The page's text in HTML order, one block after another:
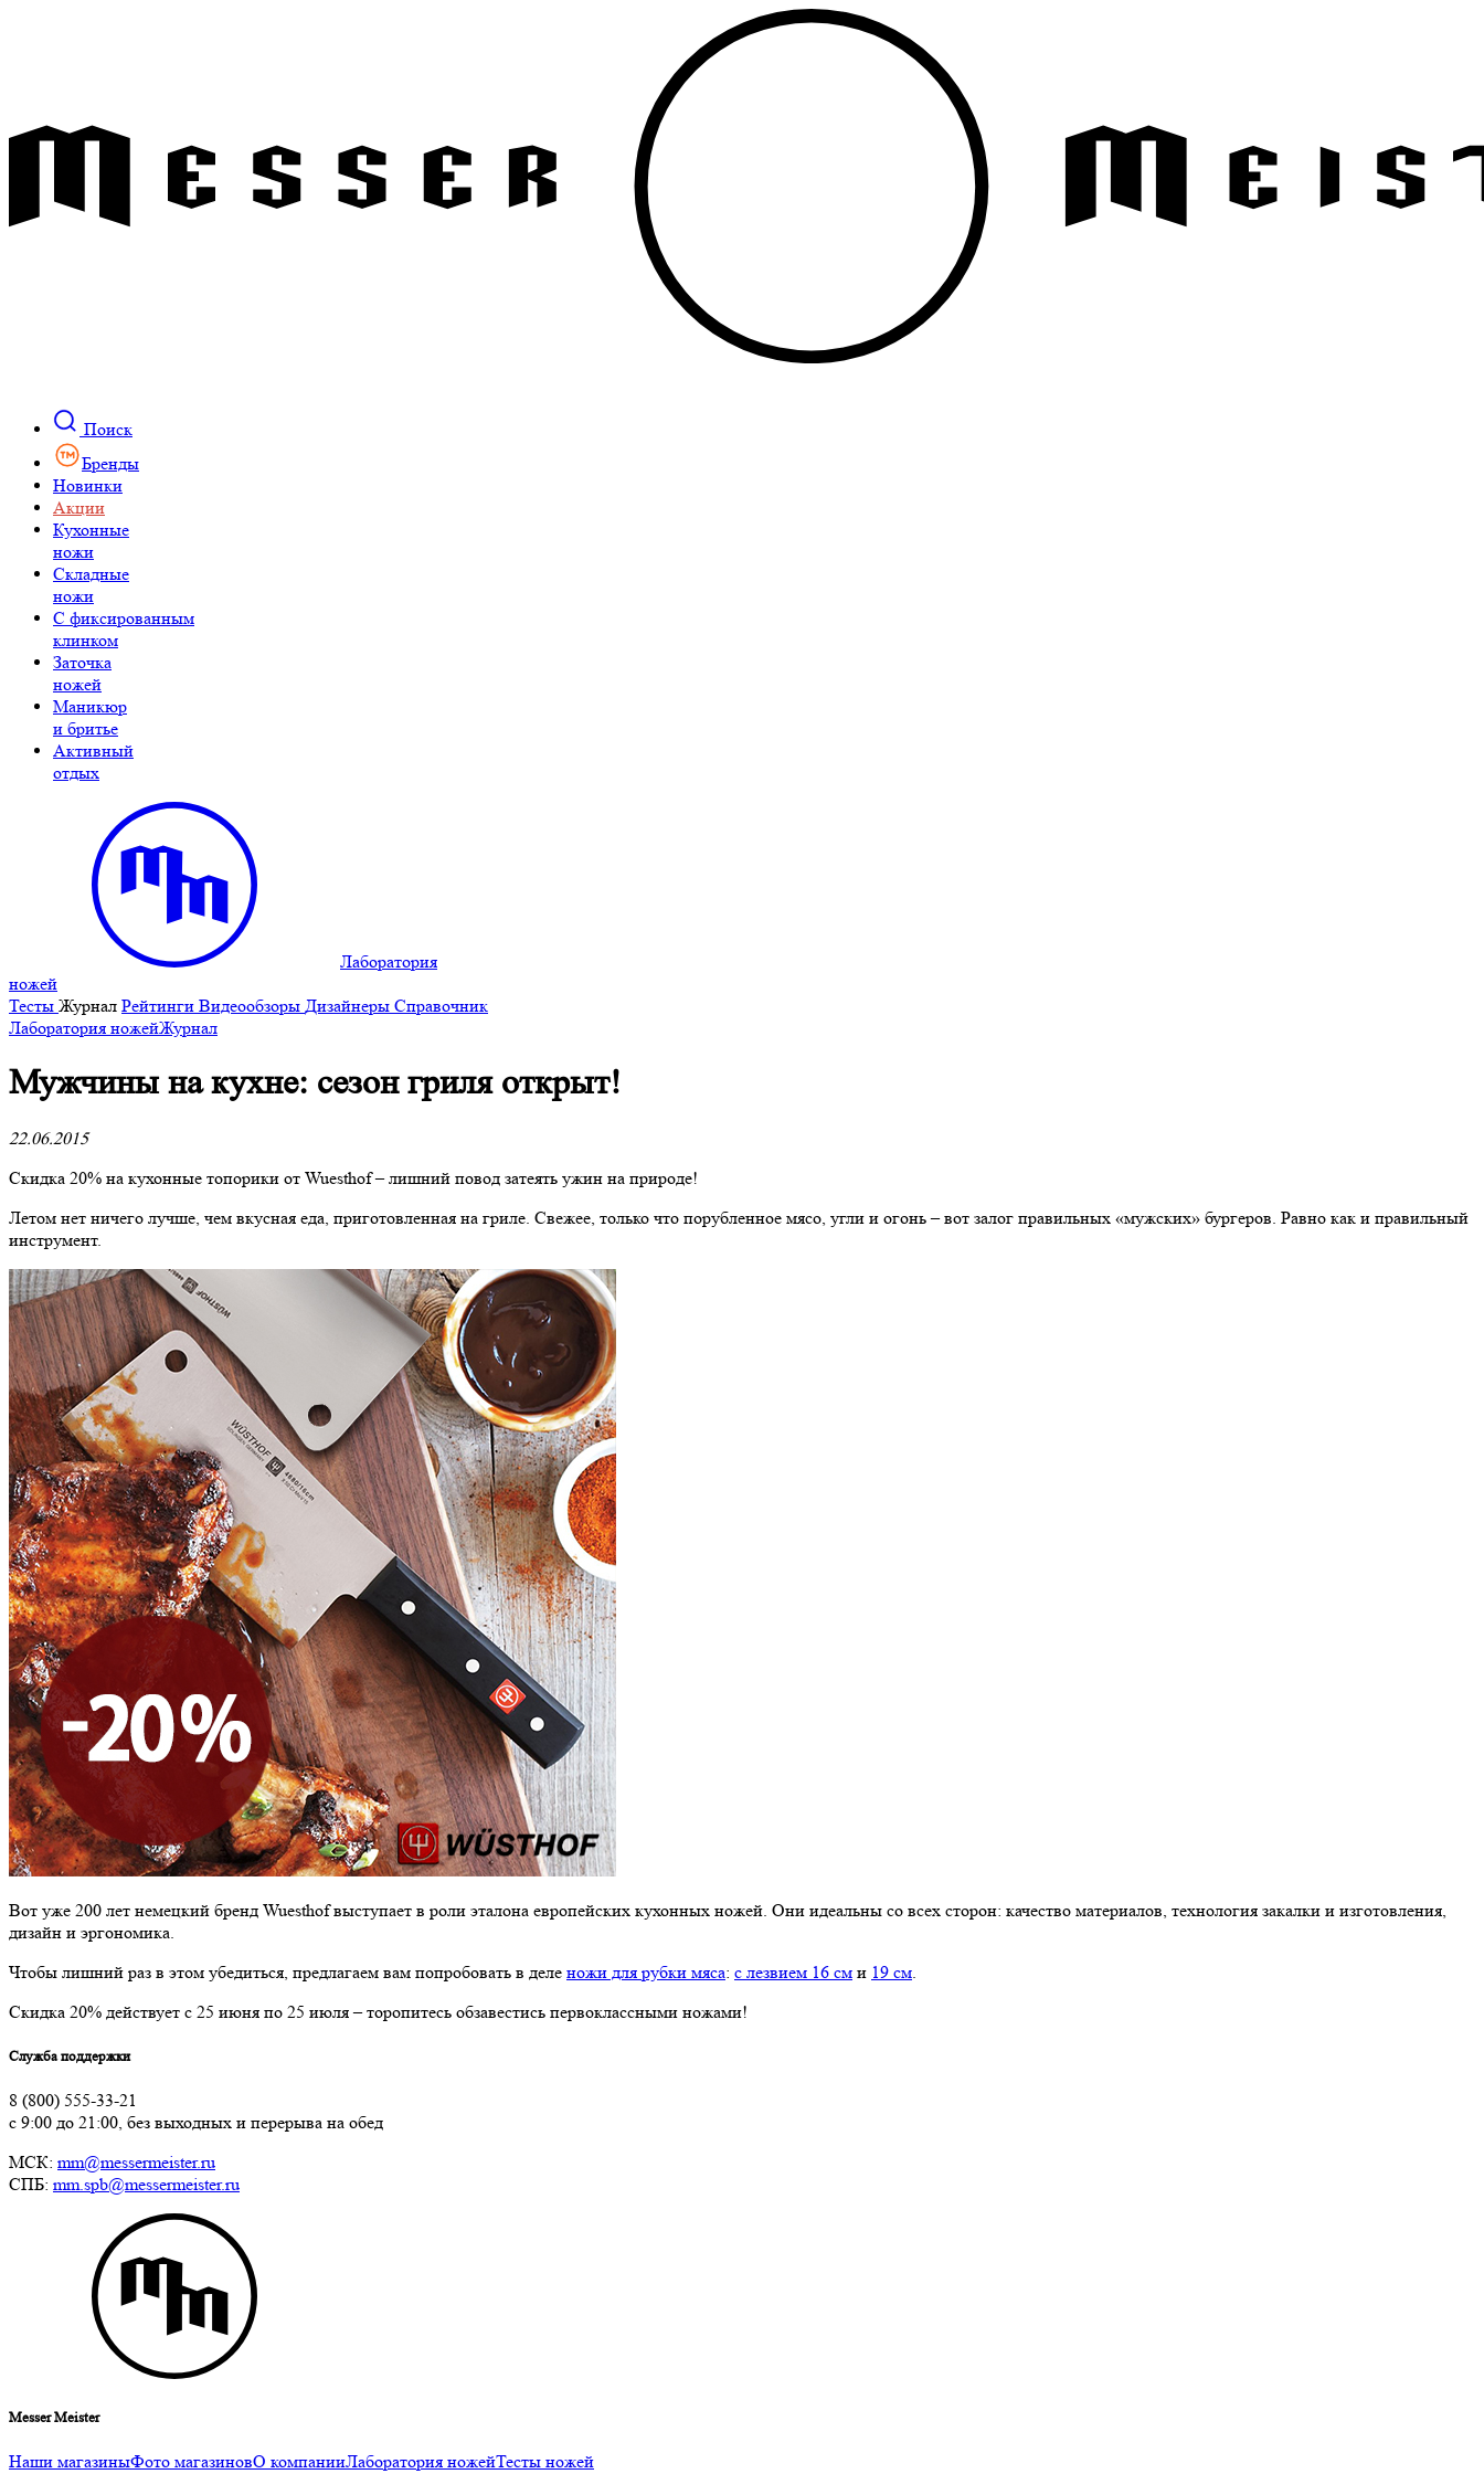
Поиск
Бренды
Новинки
Акции
Кухонные
ножи
Складные
ножи
C фиксированным
клинком
Заточка
ножей
Маникюр
и бритье
Активный
отдых
Лаборатория
ножей
Тесты Журнал Рейтинги Видеообзоры Дизайнеры Справочник
Лаборатория ножейЖурнал
​Мужчины на кухне: сезон гриля открыт!
22.06.2015
Скидка 20% на кухонные топорики от Wuesthof – лишний повод затеять ужин на природе!
Летом нет ничего лучше, чем вкусная еда, приготовленная на гриле. Свежее, только что порубленное мясо, угли и огонь – вот залог правильных «мужских» бургеров. Равно как и правильный
инструмент.
Вот уже 200 лет немецкий бренд Wuesthof выступает в роли эталона европейских кухонных ножей. Они идеальны со всех сторон: качество материалов, технология закалки и изготовления,
дизайн и эргономика.
Чтобы лишний раз в этом убедиться, предлагаем вам попробовать в деле ножи для рубки мяса: с лезвием 16 см и 19 см
Скидка 20% действует с 25 июня по 25 июля – торопитесь обзавестись первоклассными ножами!
Служба поддержки
8 (800) 555-33-21
с 9:00 до 21:00, без выходных и перерыва на обед
МСК: mm@messermeister.ru
СПБ: mm.spb@messermeister.ru
Messer Meister
Наши магазиныФото магазиновО компанииЛаборатория ножейТесты ножей